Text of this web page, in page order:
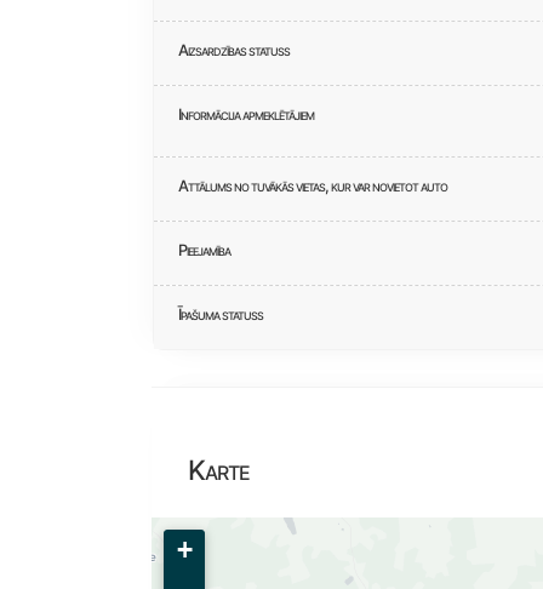
Aizsardzības statuss
Informācija apmeklētājiem
Attālums no tuvākās vietas, kur var novietot auto
Pieejamība
Īpašuma statuss
Karte
+